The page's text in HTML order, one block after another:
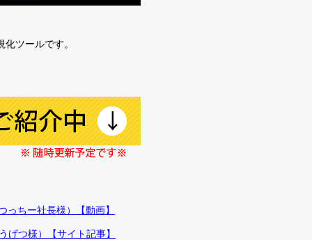
ツールです。
ちー社長様）【動画】
げつ様）【サイト記事】